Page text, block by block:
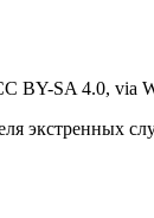
BY-SA 4.0, via
экстренных